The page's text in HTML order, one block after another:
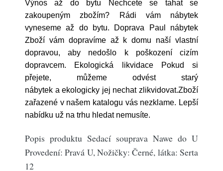
Výnos až do bytu Nechcete se tahat se
zakoupeným zbožím? Rádi vám nábytek
vyneseme až do bytu. Doprava Paul nábytek
Zboží vám dopravíme až k domu naší vlastní
dopravou, aby nedošlo k poškození cizím
dopravcem. Ekologická likvidace Pokud si
přejete, můžeme odvést starý
nábytek a ekologicky jej nechat zlikvidovat.Zboží
zařazené v našem katalogu vás nezklame. Lepší
nabídku už na trhu hledat nemusíte.
Popis produktu Sedací souprava Nawe do U
Provedení: Pravá U, Nožičky: Černé, látka: Serta
12